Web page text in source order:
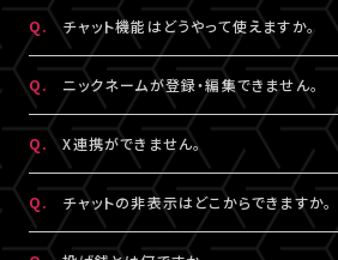
720P 6Mbps以上
480P 2Mbps以上
360P 0.8Mbps以上
解像度が選択できる推奨ブラウザは下記のと
Windows：Chrome、Firefox、Edge
Mac：Chrome、Firefox
が異なります。
内「チケット購入情報」よりアクセスいた
※「決済完了のお知らせ」メールでもご案
Q. チャット機能はどうやって使えますか。
A.
ライブ配信中にご利用いただけるサービス
ただし、公演によってはチャット機能を
あります。
詳細はチケット販売ページでご確認くださ
Q. ニックネームが登録・編集できません。
A.
チャットをするには、ニックネームの設定
ニックネームは「マイページ
」内「投稿
です。
絵文字・機種依存文字等が含まれている
でご注意ください。
Q. X連携ができません。
A. X連携は「マイページ」内「投稿設定」に
詳しくは こちらをご確認ください。
※X連携は配信視聴ページからも設定い
Q. チャットの非表示はどこからできますか。
A. チャット欄下部の「チャットを非表示」（